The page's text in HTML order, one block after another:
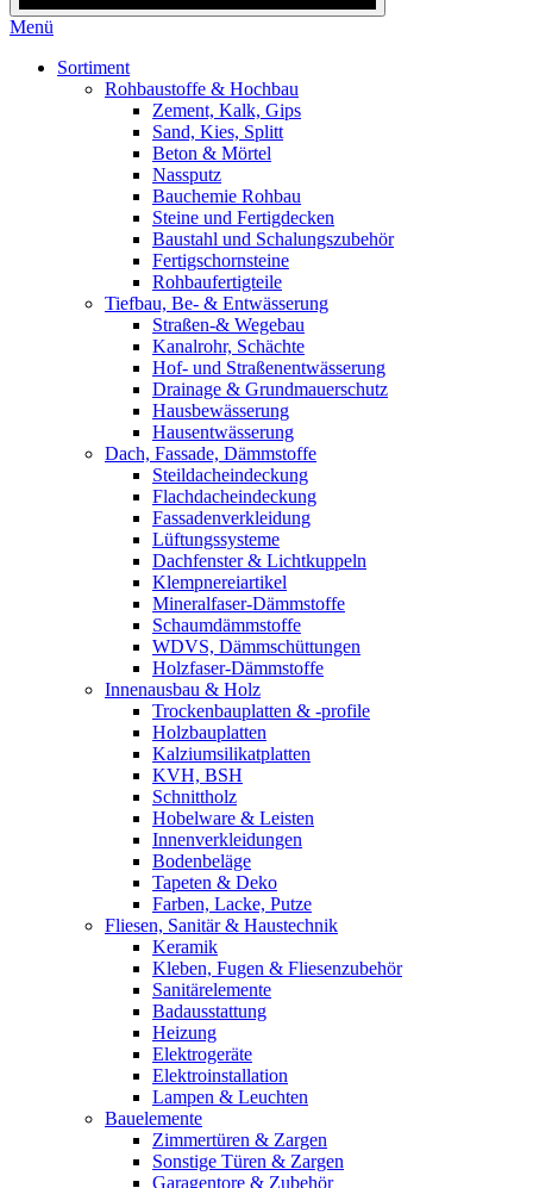
Menü
Sortiment
Rohbaustoffe & Hochbau
Zement, Kalk, Gips
Sand, Kies, Splitt
Beton & Mörtel
Nassputz
Bauchemie Rohbau
Steine und Fertigdecken
Baustahl und Schalungszubehör
Fertigschornsteine
Rohbaufertigteile
Tiefbau, Be- & Entwässerung
Straßen-& Wegebau
Kanalrohr, Schächte
Hof- und Straßenentwässerung
Drainage & Grundmauerschutz
Hausbewässerung
Hausentwässerung
Dach, Fassade, Dämmstoffe
Steildacheindeckung
Flachdacheindeckung
Fassadenverkleidung
Lüftungssysteme
Dachfenster & Lichtkuppeln
Klempnereiartikel
Mineralfaser-Dämmstoffe
Schaumdämmstoffe
WDVS, Dämmschüttungen
Holzfaser-Dämmstoffe
Innenausbau & Holz
Trockenbauplatten & -profile
Holzbauplatten
Kalziumsilikatplatten
KVH, BSH
Schnittholz
Hobelware & Leisten
Innenverkleidungen
Bodenbeläge
Tapeten & Deko
Farben, Lacke, Putze
Fliesen, Sanitär & Haustechnik
Keramik
Kleben, Fugen & Fliesenzubehör
Sanitärelemente
Badausstattung
Heizung
Elektrogeräte
Elektroinstallation
Lampen & Leuchten
Bauelemente
Zimmertüren & Zargen
Sonstige Türen & Zargen
Garagentore & Zubehör